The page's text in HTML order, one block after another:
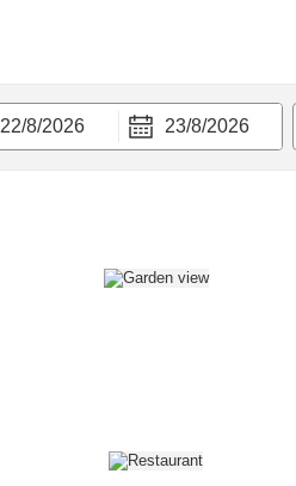
22/8/2026 23/8/2026